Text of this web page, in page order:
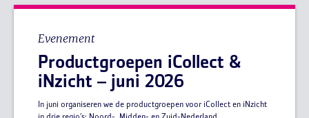
Evenement
Productgroepen iCollect &
iNzicht – juni 2026
In juni organiseren we de productgroepen voor iCollect en iNzicht